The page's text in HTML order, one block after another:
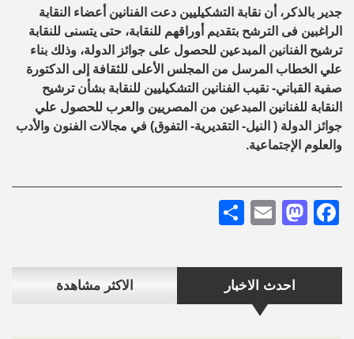
احدث الاخبار الاكثر مشاهدة
جدير بالذكر، أن نقابة التشكيليين دعت الفنانين أعضاء النقابة
الراغبين فى الترشح بتقديم أوراقهم للنقابة، حتى يتسنى للنقابة
ترشيح الفنانين المبدعين للحصول على جوائز الدولة، وذلك بناء
علي الخطاب المرسل من المجلس الأعلى للثقافة إلى الدكتورة
صفية القباني- نقيب الفنانين التشكيليين للنقابة بشأن ترشيح
النقابة للفنانين المبدعين من المصريين والعرب للحصول علي
جوائز الدولة ( النيل- التقديرية- التفوق) في مجالات الفنون والأدب
والعلوم الإجتماعية.
Facebook
Mastodon
Email